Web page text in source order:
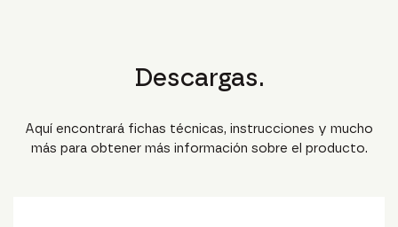
Descargas.
Aquí encontrará fichas técnicas, instrucciones y mucho
más para obtener más información sobre el producto.